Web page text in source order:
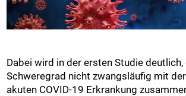
Dabei wird in der ersten Studie
Schweregrad nicht zwangsläufig mit
akuten COVID-19 Erkrankung